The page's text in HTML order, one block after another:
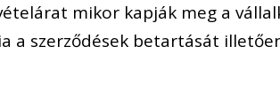
mikor kapják meg a
a szerződések betartását